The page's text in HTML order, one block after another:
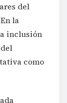
del
la
inclusión
como